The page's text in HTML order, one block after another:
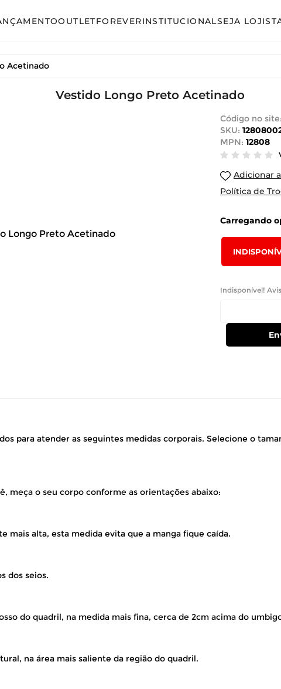
Calça
Conjunto Saia
OUTLET
Conjunto Saia
FOREVERINSTITUCIONALSEJA
Acetinado
Vestido Longo Preto Acetinado
Código no site:
SKU:
MPN: 12808
Adicionar
Política de
Carregando
Indisponível!
para atender as seguintes medidas corporais. Selecione o
meça o seu corpo conforme as orientações abaixo:
mais alta, esta medida evita que a manga fique caída.
dos seios.
do quadril, na medida mais fina, cerca de 2cm acima do
na área mais saliente da região do quadril.